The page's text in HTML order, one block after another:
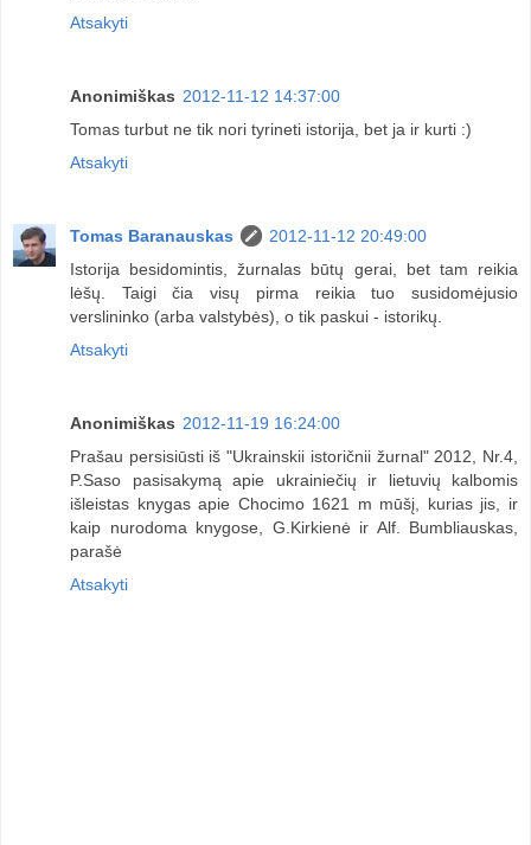
Atsakyti
Anonimiškas 2012-11-12 14:37:00
Tomas turbut ne tik nori tyrineti istorija, bet ja ir kurti :)
Atsakyti
Tomas Baranauskas
2012-11-12 20:49:00
Istorija besidomintis, žurnalas būtų gerai, bet tam reikia
lėšų. Taigi čia visų pirma reikia tuo susidomėjusio
verslininko (arba valstybės), o tik paskui - istorikų.
Atsakyti
Anonimiškas 2012-11-19 16:24:00
Prašau persisiūsti iš "Ukrainskii istoričnii žurnal" 2012, Nr.4,
P.Saso pasisakymą apie ukrainiečių ir lietuvių kalbomis
išleistas knygas apie Chocimo 1621 m mūšį, kurias jis, ir
kaip nurodoma knygose, G.Kirkienė ir Alf. Bumbliauskas,
parašė
Atsakyti